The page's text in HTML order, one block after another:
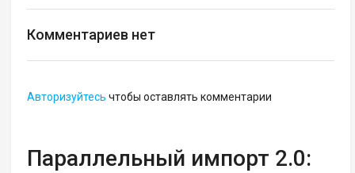
Комментариев нет
Авторизуйтесь чтобы оставлять комментарии
Параллельный импорт 2.0: